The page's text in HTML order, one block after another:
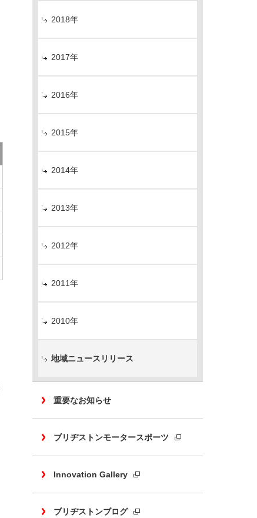
2018年
2017年
2016年
2015年
2014年
2013年
2012年
2011年
2010年
地域ニュースリリース
重要なお知らせ
ブリヂストンモータースポーツ
Innovation Gallery
ブリヂストンブログ